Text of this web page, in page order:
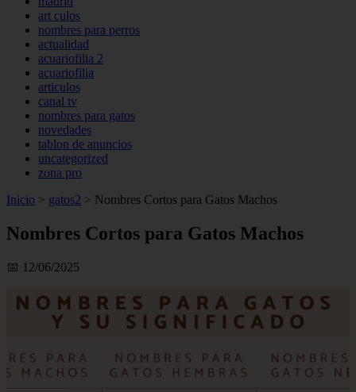
art culos
nombres para perros
actualidad
acuariofilia 2
acuariofilia
articulos
canal tv
nombres para gatos
novedades
tablon de anuncios
uncategorized
zona pro
Inicio > gatos2 > Nombres Cortos para Gatos Machos
Nombres Cortos para Gatos Machos
📅 12/06/2025